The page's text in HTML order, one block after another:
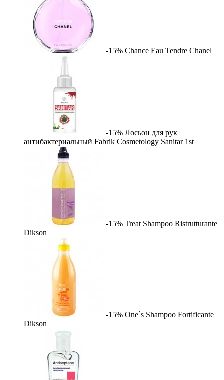
-15% Chance Eau Tendre Chanel
-15% Лосьон для рук
антибактериальный Fabrik Cosmetology Sanitar 1st
-15% Treat Shampoo Ristrutturante
Dikson
-15% One`s Shampoo Fortificante
Dikson